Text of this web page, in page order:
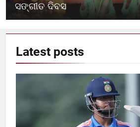
ସଙ୍ଗୀତ ଦିବସ
Latest posts